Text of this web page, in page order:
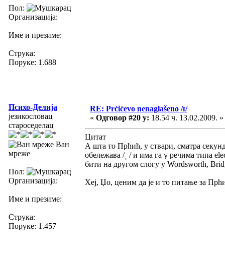
Пол:
Организација:
Име и презиме:
Струка:
Поруке: 1.688
Психо-Делија
језикословац
староседелац
Ван
мреже
Пол:
Организација:
Име и презиме:
Струка:
Поруке: 1.457
RE: Prćićevo nenaglašeno /ɪ/
« Одговор #20 у: 18.54 ч. 13.02.2009. »
Цитат
А шта то Прћић, у ствари, сматра
обележава /ˌ / и има га у речима типа
бити на другом слогу у Wordsworth,
Хеј, Џо, ценим да је и то питање за